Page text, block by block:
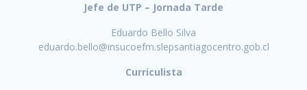
Jefe de UTP – Jornada Tarde
Eduardo Bello Silva
eduardo.bello@insucoefm.slepsantiagocentro.gob.cl
Curriculista